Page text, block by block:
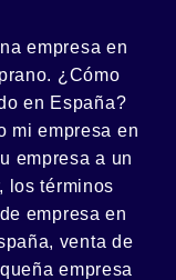
empresa en
¿Cómo
en España?
mi empresa en
empresa a un
, los términos
de empresa en
venta de
empresa